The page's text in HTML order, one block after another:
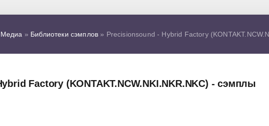
Медиа » Библиотеки сэмплов » Precisionsound - Hybrid Factory
Factory (KONTAKT.NCW.NKI.NKR.NKC) - сэмплы